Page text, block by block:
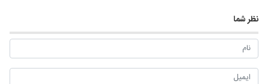
نظر شما